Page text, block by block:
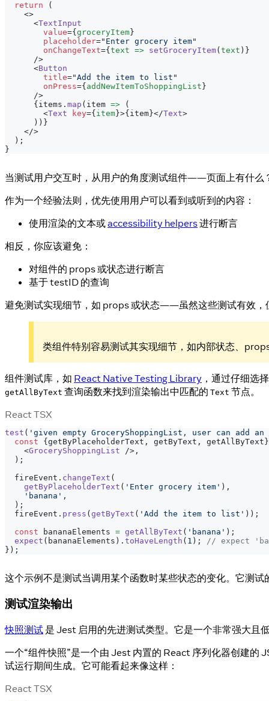
return
(
<>
<TextInput
value={ groceryItem }
placeholder=" Enter grocery item"
onChangeText={ text => setGroceryItem( text ) }
/>
<Button
title="Add the item to list "
onPress={ addNewItemToShoppingList }
/>
{ items . map ( item =>
(
<Text key={ item }>{ item }</Text>
) ) }
</>
) ;
}
当测试用户交互时，从用户的角度测试组件——页面上有什么
作为一个经验法则，优先使用用户可以看到或听到的内容：
使用渲染的文本或accessibility helpers进行断言
相反，你应该避免：
对组件的 props 或状态进行断言
基于 testID 的查询
避免测试实现细节，如 props 或状态——虽然这些测试有效，
类组件特别容易测试其实现细节，如内部状态、
组件测试库，如 React Native Testing Library ，通过仔细选
getAllByText 查询函数来找到渲染输出中匹配的 Text 节点。
React TSX
test ( 'given empty GroceryShoppingList, user can add
const
{ getByPlaceholderText , getByText , getAllByText }
<GroceryShoppingList /> ,
) ;
  fireEvent
. changeText (
getByPlaceholderText ( 'Enter grocery item' ) ,
'banana' ,
) ;
  fireEvent
. press ( getByText ( 'Add the item to list' ) ) ;
const bananaElements = getAllByText ( 'banana' ) ;
expect ( bananaElements ) . toHaveLength ( 1 ) ;
// expect
} ) ;
这个示例不是测试当调用某个函数时某些状态的变化。它测试
测试渲染输出
快照测试 是 Jest 启用的先进测试类型。它是一个非常强大且
一个“组件快照”是一个由 Jest 内置的 React 序列化器创建的
试运行期间生成。它可能看起来像这样：
React TSX